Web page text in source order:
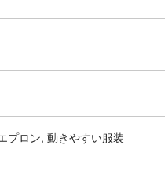
プロン, 動きやすい服装